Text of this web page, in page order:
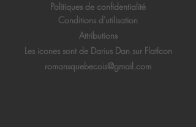
Politiques de confidentialité
Conditions d'utilisation
Attributions
Les icones sont de Darius Dan sur FlatIcon
romansquebecois@gmail.com